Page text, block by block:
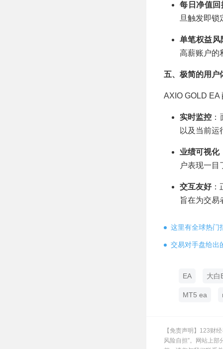
每日净值回
旦触发即锁
单笔权益风
高薪账户的
五、极简的用
AXIO GOLD
实时监控
以及当前运
业绩可视化
户表现一目
交互友好：
旨在为交易
这里有全球热门
交易对手盘给出
EA 大白
MT5 ea
【免责声明】123财
风险自担”。网站上